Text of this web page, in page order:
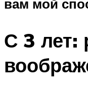
вам мой
С 3 лет: